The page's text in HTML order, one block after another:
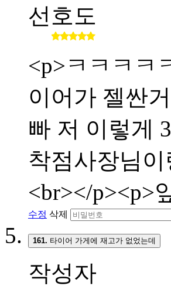
선호도
<p>ㅋㅋㅋㅋ
이어가 젤싼
빠 저 이렇게
착점사장님
<br></p><p>
수정 삭제
161. 타이어 가게에 재고가 없었는데
작성자